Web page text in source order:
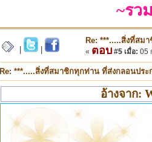
~รว
Re: ***.....สิ่งที่สม
« ตอบ #5 เมื่อ: 05
Re: ***.....สิ่งที่สมาชิกทุกท่าน ที่ส่งกลอนปร
อ้างจาก: